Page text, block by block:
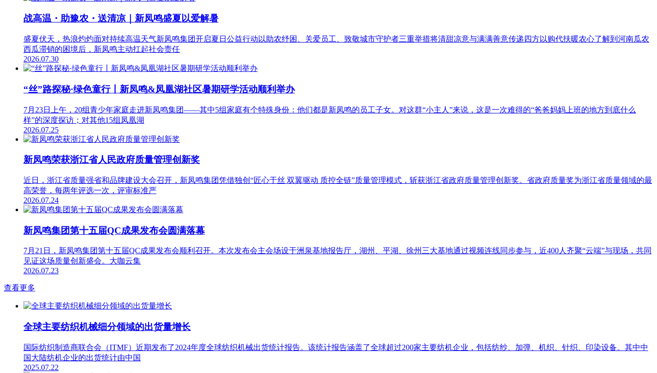
战高温・助豫农・送清凉｜新凤鸣盛夏以爱解暑
盛夏伏天，热浪灼灼面对持续高温天气新凤鸣集团开启夏日公益行动以助农纾困、关爱员工、致敬城市守护者三重举措将清甜凉意与满满善意传递四方以购代扶暖农心了解到河南瓜农
西瓜滞销的困境后，新凤鸣主动扛起社会责任
2026.07.30
“丝”路探秘·绿色童行丨新凤鸣&凤凰湖社区暑期研学活动顺利举办
7月23日上午，20组青少年家庭走进新凤鸣集团——其中5组家庭有个特殊身份：他们都是新凤鸣的员工子女。对这群“小主人”来说，这是一次难得的“爸爸妈妈上班的地方到底什么
样”的深度探访；对其他15组凤凰湖
2026.07.25
新凤鸣荣获浙江省人民政府质量管理创新奖
近日，浙江省质量强省和品牌建设大会召开，新凤鸣集团凭借独创“匠心于丝 双翼驱动 质控全链”质量管理模式，斩获浙江省政府质量管理创新奖。省政府质量奖为浙江省质量领域的最
高荣誉，每两年评选一次，评审标准严
2026.07.24
新凤鸣集团第十五届QC成果发布会圆满落幕
7月21日，新凤鸣集团第十五届QC成果发布会顺利召开。本次发布会主会场设于洲泉基地报告厅，湖州、平湖、徐州三大基地通过视频连线同步参与，近400人齐聚“云端”与现场，共同
见证这场质量创新盛会。大咖云集
2026.07.23
查看更多
全球主要纺织机械细分领域的出货量增长
国际纺织制造商联合会（ITMF）近期发布了2024年度全球纺织机械出货统计报告。该统计报告涵盖了全球超过200家主要纺机企业，包括纺纱、加弹、机织、针织、印染设备。其中中
国大陆纺机企业的出货统计由中国
2025.07.22